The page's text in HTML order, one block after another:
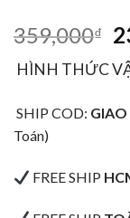
359,000₫
HÌNH THỨC
SHIP COD:
Toán)
FREE SHIP